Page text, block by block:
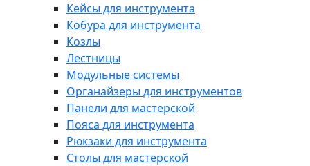
Кейсы для инструмента
Кобура для инструмента
Козлы
Лестницы
Модульные системы
Органайзеры для инструментов
Панели для мастерской
Пояса для инструмента
Рюкзаки для инструмента
Столы для мастерской